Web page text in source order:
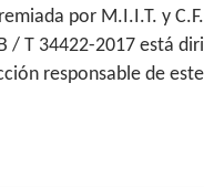
por M.I.I.T. y
T 34422-2017 está
responsable de